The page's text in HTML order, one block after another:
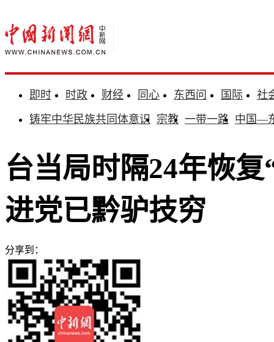
即时 时政 财经 同心 东西问 国际
社
铸牢中华民族共同体意识 宗教 一带一路 中国—
台当局时隔24年恢
进党已黔驴技穷
分享到：